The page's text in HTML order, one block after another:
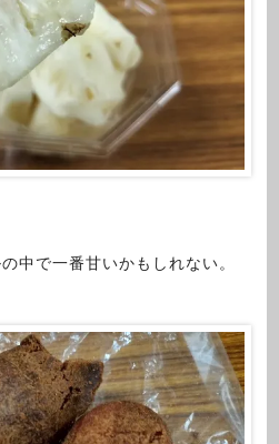
中で一番甘いかもしれない。